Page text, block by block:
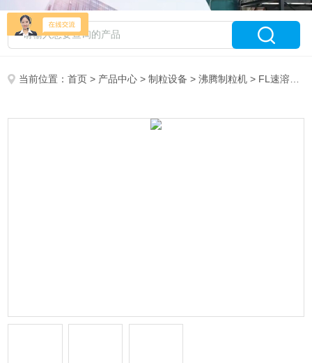
当前位置：首页 > 产品中心 >制粒设备 >沸腾制粒机 > FL速溶颗粒制粒机